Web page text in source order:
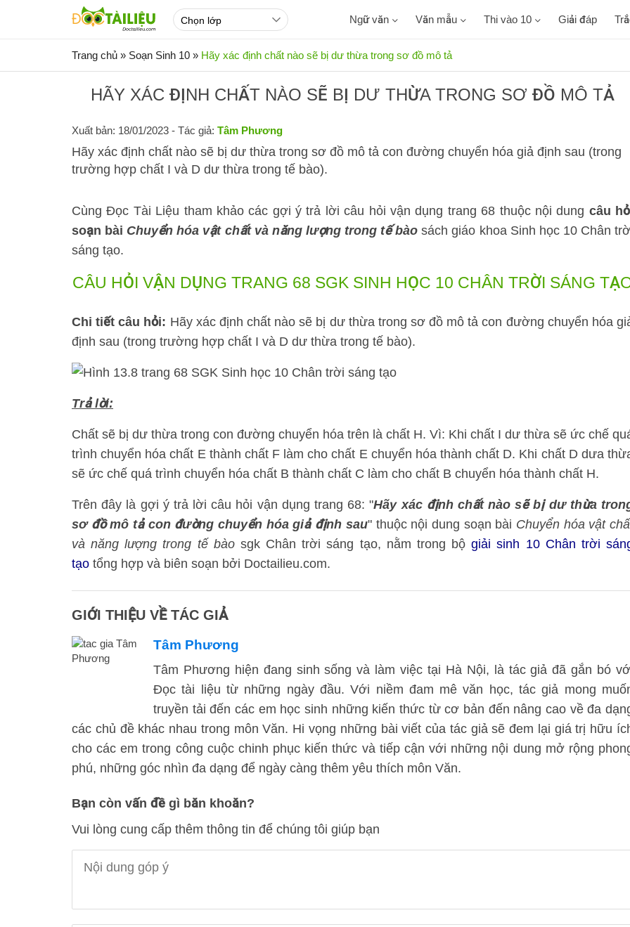
Ngữ văn Văn mẫu Thi vào 10 Giải đáp
Trang chủ » Soạn Sinh 10 » Hãy xác định chất nào sẽ bị dư thừa trong sơ đồ mô tả
HÃY XÁC ĐỊNH CHẤT NÀO SẼ BỊ DƯ THỪA TRONG SƠ ĐỒ MÔ TẢ
Xuất bản: 18/01/2023 - Tác giả: Tâm Phương
Hãy xác định chất nào sẽ bị dư thừa trong sơ đồ mô tả con đường chuyển hóa giả định sau (trong
trường hợp chất I và D dư thừa trong tế bào).
Cùng Đọc Tài Liệu tham khảo các gợi ý trả lời câu hỏi vận dụng trang 68 thuộc nội dung câu
soạn bài Chuyển hóa vật chất và năng lượng trong tế bào sách giáo khoa Sinh học 10 Chân
sáng tạo.
CÂU HỎI VẬN DỤNG TRANG 68 SGK SINH HỌC 10 CHÂN TRỜI SÁNG
Chi tiết câu hỏi: Hãy xác định chất nào sẽ bị dư thừa trong sơ đồ mô tả con đường chuyển hóa
định sau (trong trường hợp chất I và D dư thừa trong tế bào).
Trả lời:
Chất sẽ bị dư thừa trong con đường chuyển hóa trên là chất H. Vì: Khi chất I dư thừa sẽ ức chế
trình chuyển hóa chất E thành chất F làm cho chất E chuyển hóa thành chất D. Khi chất D dưa
sẽ ức chế quá trình chuyển hóa chất B thành chất C làm cho chất B chuyển hóa thành chất H.
Trên đây là gợi ý trả lời câu hỏi vận dụng trang 68: "Hãy xác định chất nào sẽ bị dư thừa
sơ đồ mô tả con đường chuyển hóa giả định sau" thuộc nội dung soạn bài Chuyển hóa vật
và năng lượng trong tế bàosgk Chân trời sáng tạo, nằm trong bộgiải sinh 10 Chân trời
tạo tổng hợp và biên soạn bởi Doctailieu.com.
GIỚI THIỆU VỀ TÁC GIẢ
Tâm Phương
Tâm Phương hiện đang sinh sống và làm việc tại Hà Nội, là tác giả đã gắn bó
Đọc tài liệu từ những ngày đầu. Với niềm đam mê văn học, tác giả mong
truyền tải đến các em học sinh những kiến thức từ cơ bản đến nâng cao về đa
các chủ đề khác nhau trong môn Văn. Hi vọng những bài viết của tác giả sẽ đem lại giá trị hữu
cho các em trong công cuộc chinh phục kiến thức và tiếp cận với những nội dung mở rộng
phú, những góc nhìn đa dạng để ngày càng thêm yêu thích môn Văn.
Bạn còn vấn đề gì băn khoăn?
Vui lòng cung cấp thêm thông tin để chúng tôi giúp bạn